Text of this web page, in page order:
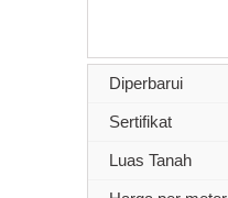
Diperbarui
Sertifikat
Luas Tanah